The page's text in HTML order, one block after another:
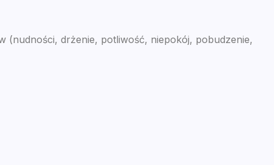
(nudności, drżenie, potliwość, niepokój, pobudzenie,